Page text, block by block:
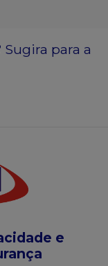
Sugira para a
e